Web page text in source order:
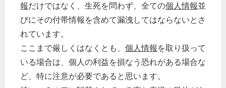
報だけではなく、生死を問わず、全ての個人情報並
びにその付帯情報を含めて漏洩してはならないとさ
れています。
ここまで厳しくはなくとも、 個人情報 を取り扱って
いる場合は、個人の利益を損なう恐れがある場合な
ど、特に注意が必要であると思います。